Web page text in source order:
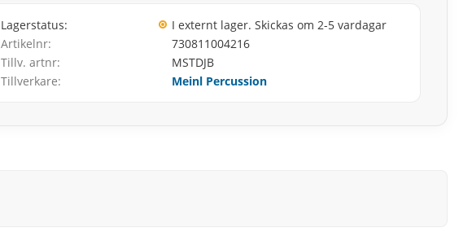
Lagerstatus
I externt lager. Skickas om 2-5 vardagar
Artikelnr
730811004216
Tillv. artnr
MSTDJB
Tillverkare
Meinl Percussion